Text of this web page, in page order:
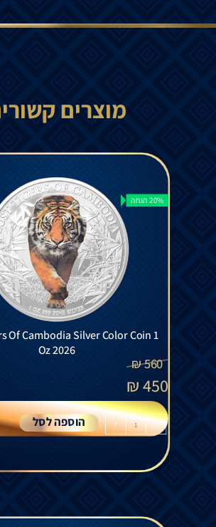
מוצרים
20% הנחה
Of Cambodia Silver Color Coin 1
Oz 2026
560
₪
450
₪
-
+ הוספה לסל